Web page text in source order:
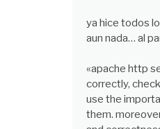
ya hice todos
aun nada… al
«apache http
correctly,
use the
them.